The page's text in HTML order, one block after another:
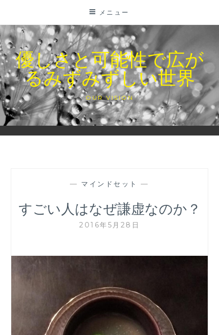
テ
ン
ツ
に
ス
キ
ッ
プ
メニュー
優しさと可能性で広が
るみずみずしい世界
OUR VISION
— マインドセット —
すごい人はなぜ謙虚なのか？
2016年5月28日